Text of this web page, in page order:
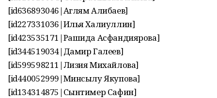
[id636893046|Аглям Алибаев]
[id227331036|Илья Халиуллин]
[id423535171|Рашида Асфандиярова]
[id344519034|Дамир Галеев]
[id599598211|Лизия Михайлова]
[id440052999|Минсылу Якупова]
[id134314875|Сынтимер Сафин]